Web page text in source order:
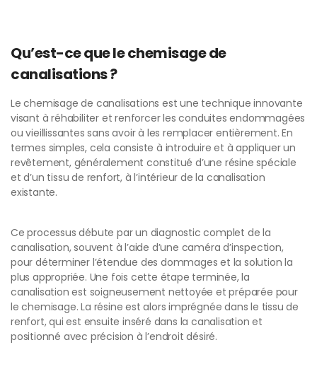
Qu’est-ce que le chemisage de
canalisations ?
Le chemisage de canalisations est une technique innovante
visant à réhabiliter et renforcer les conduites endommagées
ou vieillissantes sans avoir à les remplacer entièrement. En
termes simples, cela consiste à introduire et à appliquer un
revêtement, généralement constitué d’une résine spéciale
et d’un tissu de renfort, à l’intérieur de la canalisation
existante.
Ce processus débute par un diagnostic complet de la
canalisation, souvent à l’aide d’une caméra d’inspection,
pour déterminer l’étendue des dommages et la solution la
plus appropriée. Une fois cette étape terminée, la
canalisation est soigneusement nettoyée et préparée pour
le chemisage. La résine est alors imprégnée dans le tissu de
renfort, qui est ensuite inséré dans la canalisation et
positionné avec précision à l’endroit désiré.